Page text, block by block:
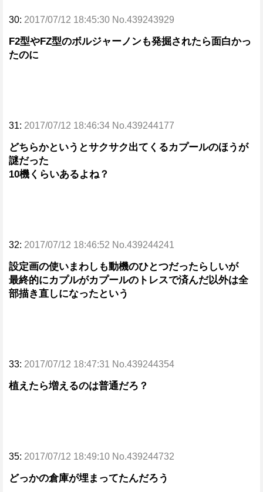
30: 2017/07/12 18:45:30 No.439243929
F2型やFZ型のボルジャーノンも発掘されたら面白かっ
たのに
31: 2017/07/12 18:46:34 No.439244177
どちらかというとサクサク出てくるカプールのほうが
謎だった
10機くらいあるよね？
32: 2017/07/12 18:46:52 No.439244241
設定画の使いまわしも動機のひとつだったらしいが
最終的にカプルがカプールのトレスで済んだ以外は全
部描き直しになったという
33: 2017/07/12 18:47:31 No.439244354
植えたら増えるのは普通だろ？
35: 2017/07/12 18:49:10 No.439244732
どっかの倉庫が埋まってたんだろう